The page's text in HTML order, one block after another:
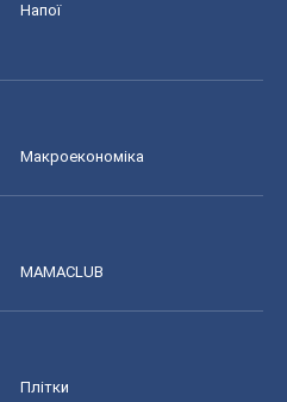
Напої
Макроекономіка
MAMACLUB
Плітки